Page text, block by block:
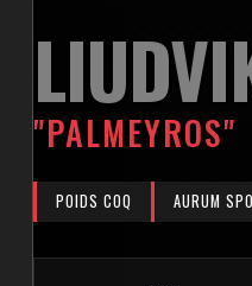
"PALMEYROS"
POIDS COQ AURUM